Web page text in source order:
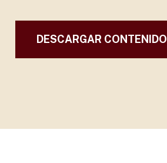
DESCARGAR CONTENIDO